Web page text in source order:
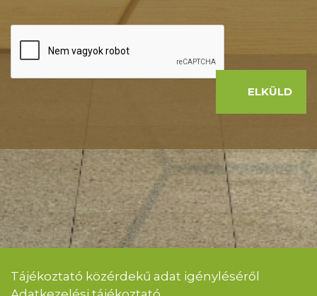
ELKÜLD
Tájékoztató közérdekű adat igényléséről